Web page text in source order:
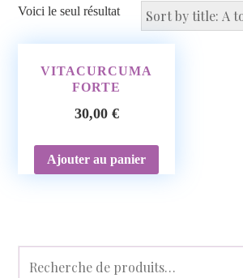
Voici le seul résultat
VITACURCUMA
FORTE
30,00 €
Ajouter au panier